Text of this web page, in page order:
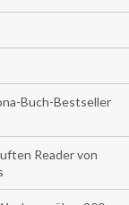
Buch-Bestseller
Reader von